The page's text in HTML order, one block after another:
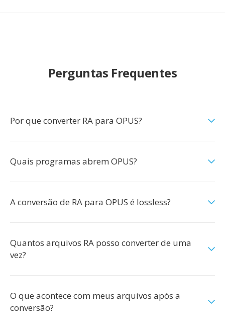
Perguntas Frequentes
Por que converter RA para OPUS?
Quais programas abrem OPUS?
A conversão de RA para OPUS é lossless?
Quantos arquivos RA posso converter de uma
vez?
O que acontece com meus arquivos após a
conversão?